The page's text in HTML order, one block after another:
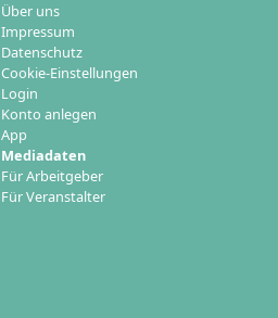
Über uns
Impressum
Datenschutz
Cookie-Einstellungen
Login
Konto anlegen
App
Mediadaten
Für Arbeitgeber
Für Veranstalter